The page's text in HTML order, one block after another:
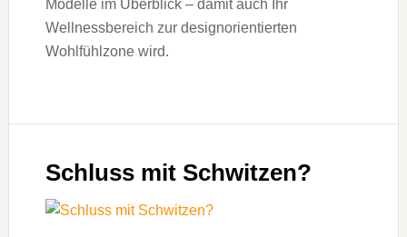
Modelle im Überblick – damit auch Ihr
Wellnessbereich zur designorientierten
Wohlfühlzone wird.
Schluss mit Schwitzen?